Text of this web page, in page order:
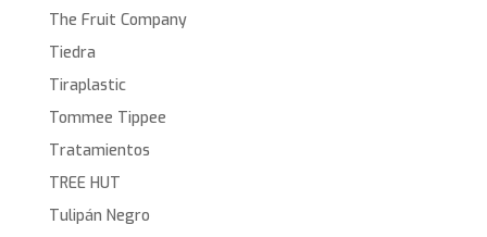
The Fruit Company
Tiedra
Tiraplastic
Tommee Tippee
Tratamientos
TREE HUT
Tulipán Negro